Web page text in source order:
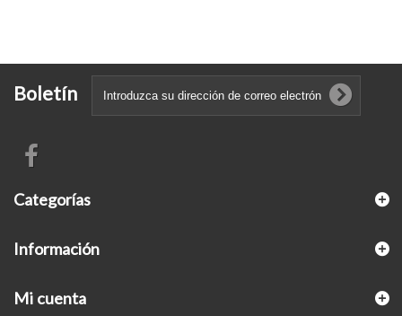
Boletín
Categorías
Información
Mi cuenta